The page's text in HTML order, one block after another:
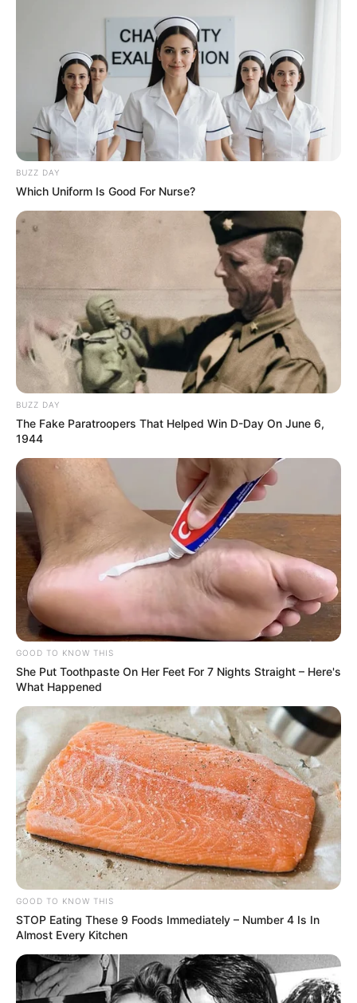
BUZZ DAY
Which Uniform Is Good For Nurse?
BUZZ DAY
The Fake Paratroopers That Helped Win D-Day On June 6,
1944
GOOD TO KNOW THIS
She Put Toothpaste On Her Feet For 7 Nights Straight – Here's
What Happened
GOOD TO KNOW THIS
STOP Eating These 9 Foods Immediately – Number 4 Is In
Almost Every Kitchen